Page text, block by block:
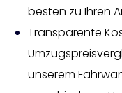
besten zu Ihren
Transparente
unserem